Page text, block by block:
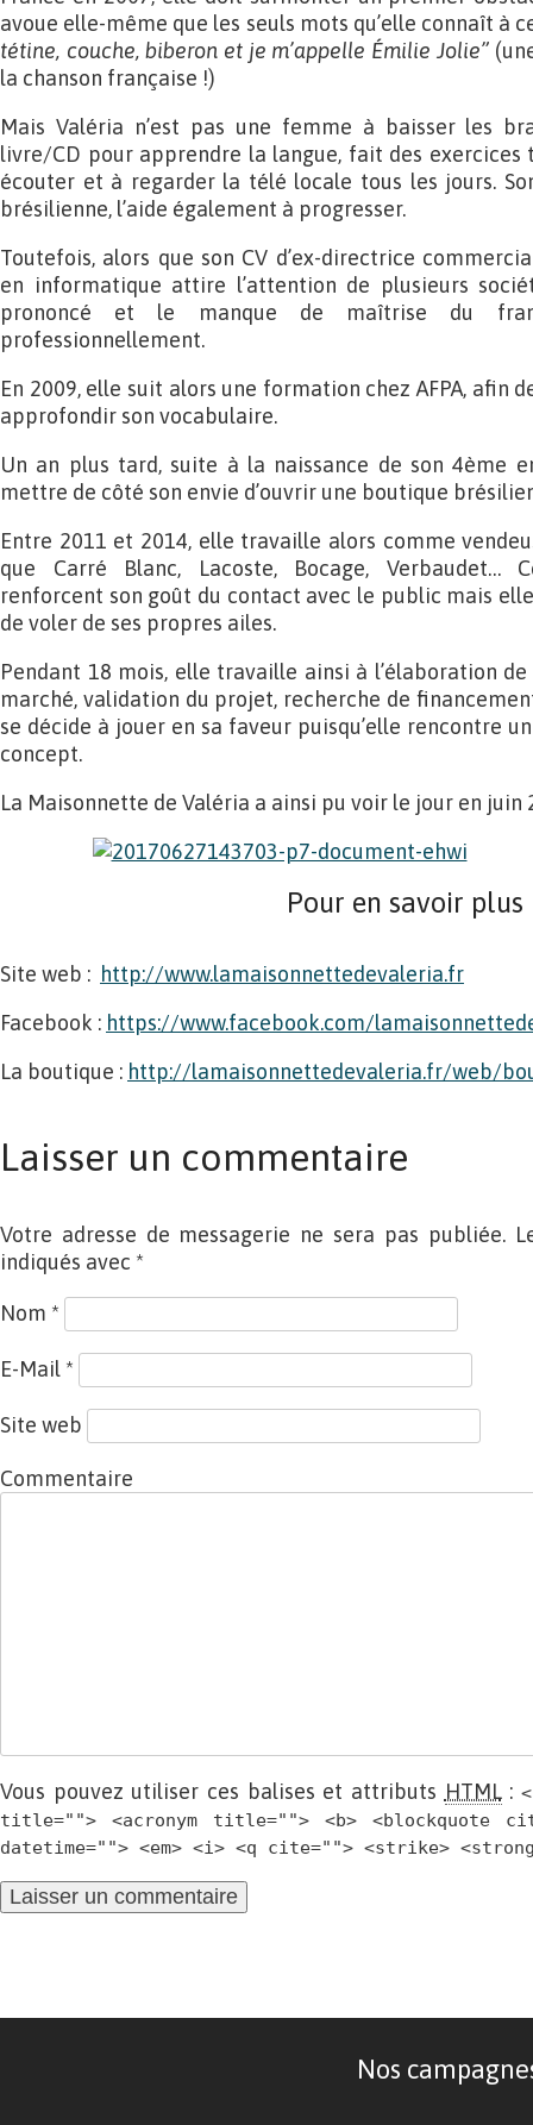
avoue elle-même que les seuls mots qu’elle connaît à
tétine, couche, biberon et je m’appelle Émilie Jolie”
la chanson française !)
Mais Valéria n’est pas une femme à baisser les
livre/CD pour apprendre la langue, fait des exercices
écouter et à regarder la télé locale tous les jours.
brésilienne, l’aide également à progresser.
Toutefois, alors que son CV d’ex-directrice
en informatique attire l’attention de plusieurs
prononcé et le manque de maîtrise du
professionnellement.
En 2009, elle suit alors une formation chez AFPA, afin
approfondir son vocabulaire.
Un an plus tard, suite à la naissance de son 4ème
mettre de côté son envie d’ouvrir une boutique
Entre 2011 et 2014, elle travaille alors comme
que Carré Blanc, Lacoste, Bocage, Verbaudet…
renforcent son goût du contact avec le public mais
de voler de ses propres ailes.
Pendant 18 mois, elle travaille ainsi à l’élaboration
marché, validation du projet, recherche de
se décide à jouer en sa faveur puisqu’elle rencontre
concept.
La Maisonnette de Valéria a ainsi pu voir le jour en juin
Pour en savoir plus
Site web : http://www.lamaisonnettedevaleria.fr
Facebook : https://www.facebook.com/
La boutique : http://lamaisonnettedevaleria.fr/web/
Laisser un commentaire
Votre adresse de messagerie ne sera pas publiée.
indiqués avec *
Nom *
E-Mail *
Site web
Commentaire
Vous pouvez utiliser ces balises et attributs HTML:
title=""> <acronym title=""> <b> <blockquote
datetime=""> <em> <i> <q cite=""> <strike>
Nos